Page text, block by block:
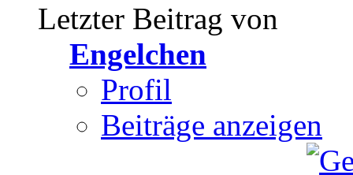
Letzter Beitrag von
Engelchen
Profil
Beiträge anzeigen